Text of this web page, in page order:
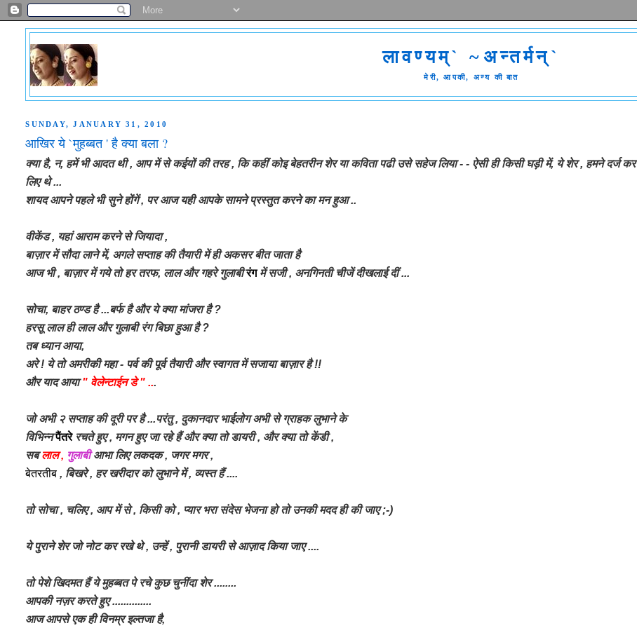
लावण्यम्` ~अन्तर्मन्`
मेरी, आपकी, अन्य की बात
SUNDAY, JANUARY 31, 2010
आखिर ये `मुहब्बत ' है क्या बला ?
क्या है, न, हमें भी आदत थी , आप में से कईयों की तरह , किकहीं कोइ बेहतरीन शेर या कविता पढी उसे सहेज लिया - - ऐसी ही किसी घड़ी में, ये शेर , हमने दर्ज कर
लिए थे ...
शायद आपने पहले भी सुने होंगें , पर आज यही आपके सामने प्रस्तुत करने कामनहुआ ..
वीकेंड , यहां आराम करने से जियादा ,
बाज़ार में सौदा लाने में, अगले सप्ताह की तैयारी में ही अकसर बीत जाता है
आज भी , बाज़ार में गये तो हर तरफ, लाल और गहरे गुलाबीरंग में सजी , अनगिनती चीजें दीखलाई दीं ...
सोचा, बाहर ठण्ड है ...बर्फ है और ये क्या मांजरा है ?
हरसू लाल ही लाल और गुलाबी रंग बिछा हुआ है ?
तब ध्यान आया,
अरे ! ये तो अमरीकी महा - पर्व की पूर्व तैयारी और स्वागत में सजाया बाज़ार है !!
और याद आया" वेलेन्टाईन डे " ...
जो अभी २ सप्ताह की दूरी पर है ...परंतु , दुकानदार भाईलोग अभी से ग्राहक लुभाने के
विभिन्नपैंतरे रचते हुए , मगन हुए जा रहे हैं और क्या तो डायरी , और क्या तो केंडी ,
सबलाल , गुलाबीआभा लिए लकदक , जगर मगर ,
बेतरतीब , बिखरे , हर खरीदार को लुभाने में , व्यस्त हैं ....
तो सोचा , चलिए , आप में से , किसी को , प्यार भरा संदेस भेजना हो तो उनकी मदद ही की जाए ;-)
ये पुराने शेर जो नोट कर रखे थे , उन्हें , पुरानी डायरी से आज़ाद किया जाए ....
तो पेशे खिदमत हैं ये मुहब्बत पे रचे कुछ चुनींदा शेर ........
आपकी नज़र करते हुए ..............
आज आपसे एक ही विनम्र इल्तजा है,